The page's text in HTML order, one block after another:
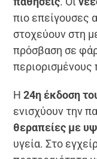
πιο επείγουσες
στοχεύουν στη
πρόσβαση σε
περιορισμένους
Η 24η έκδοση
ενισχύουν την
θεραπείες με
υγεία. Στο